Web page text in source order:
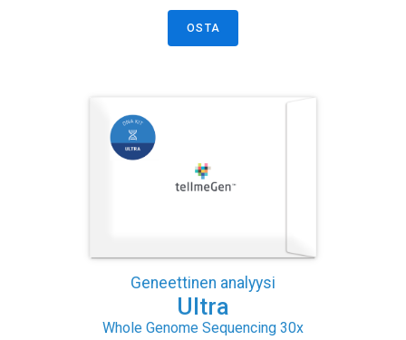
OSTA
Geneettinen analyysi
Ultra
Whole Genome Sequencing 30x